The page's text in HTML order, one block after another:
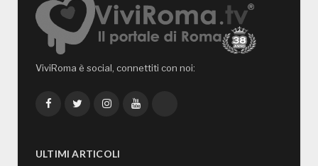
ViviRoma è social, connettiti con noi:
FacebookTwitterInstagramYouTube
ULTIMI ARTICOLI